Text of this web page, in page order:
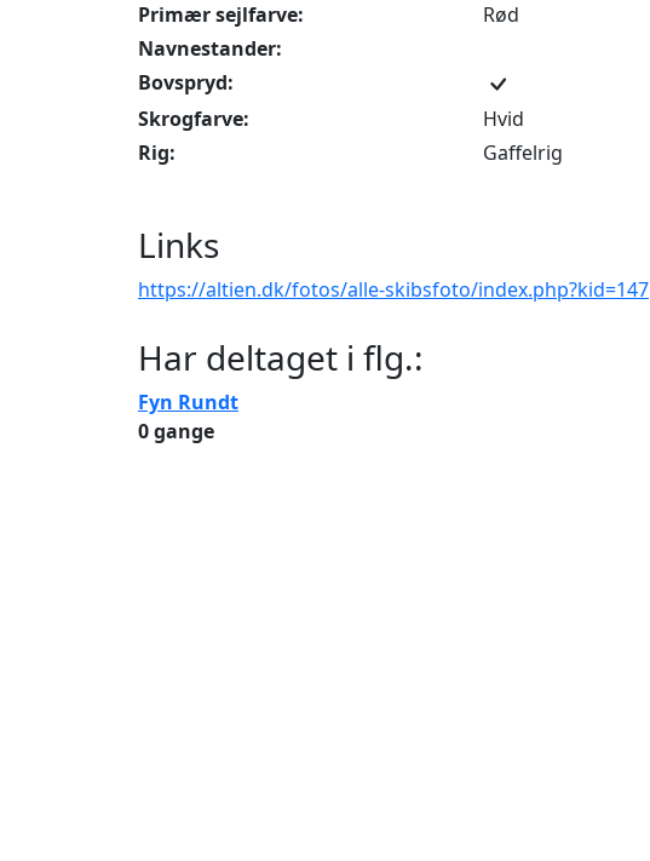
Primær sejlfarve:
Rød
Navnestander:
Bovspryd:
Skrogfarve:
Hvid
Rig:
Gaffelrig
Links
https://altien.dk/fotos/alle-skibsfoto/index.php?kid=147
Har deltaget i flg.:
Fyn Rundt
0 gange